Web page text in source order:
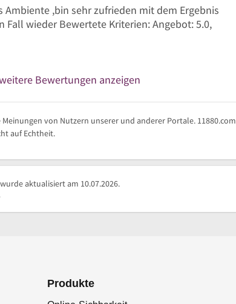
Ambiente ,bin sehr zufrieden mit dem Ergebnis
Fall wieder Bewertete Kriterien: Angebot: 5.0,
Bewertungen anzeigen
von Nutzern unserer und anderer Portale. 11880.com
auf Echtheit.
aktualisiert am 10.07.2026.
Produkte